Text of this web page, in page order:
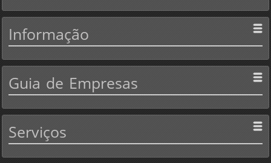
Informação
Guia de Empresas
Serviços